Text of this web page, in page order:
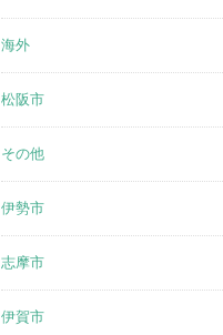
海外
松阪市
その他
伊勢市
志摩市
伊賀市